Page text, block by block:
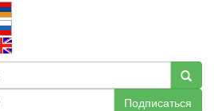
Подписаться